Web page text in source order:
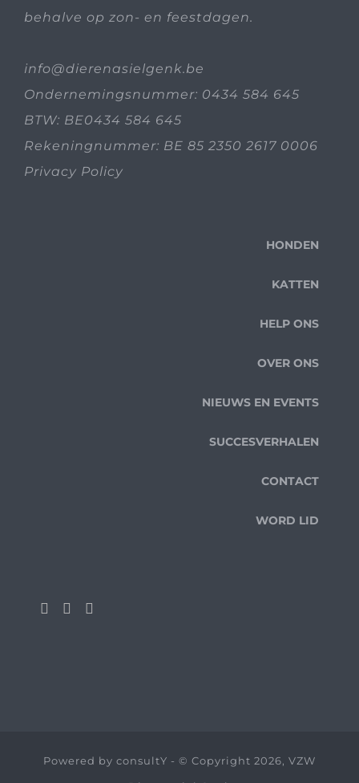
behalve op zon- en feestdagen.
info@dierenasielgenk.be
Ondernemingsnummer: 0434 584 645
BTW: BE0434 584 645
Rekeningnummer: BE 85 2350 2617 0006
Privacy Policy
HONDEN
KATTEN
HELP ONS
OVER ONS
NIEUWS EN EVENTS
SUCCESVERHALEN
CONTACT
WORD LID
Powered by consultY - © Copyright 2026, VZW